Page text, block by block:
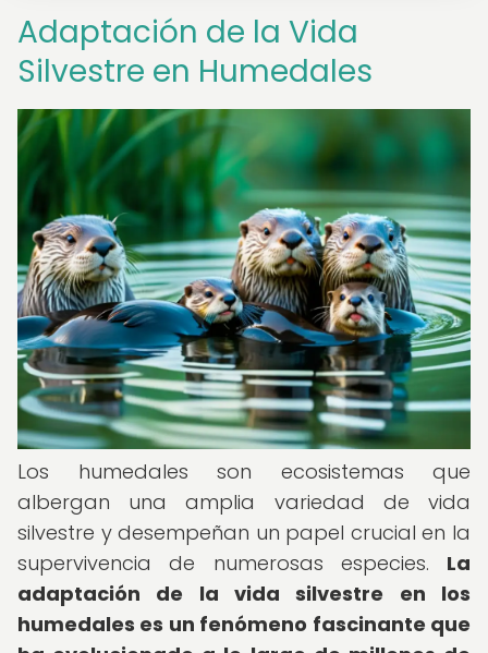
Adaptación de la Vida
Silvestre en Humedales
Los humedales son ecosistemas que
albergan una amplia variedad de vida
silvestre y desempeñan un papel crucial en la
supervivencia de numerosas especies. La
adaptación de la vida silvestre en los
humedales es un fenómeno fascinante que